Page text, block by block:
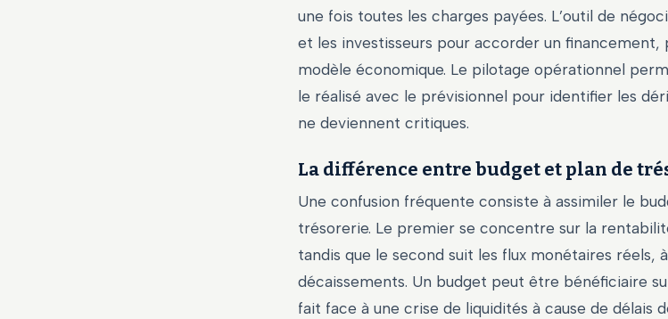
une fois toutes les charges payées. L’outil de
et les investisseurs pour accorder un
modèle économique. Le pilotage opérationnel
le réalisé avec le prévisionnel pour identifier les
ne deviennent critiques.
La différence entre budget et plan de
Une confusion fréquente consiste à assimiler le
trésorerie. Le premier se concentre sur la
tandis que le second suit les flux monétaires réels,
décaissements. Un budget peut être bénéficiaire
fait face à une crise de liquidités à cause de délais